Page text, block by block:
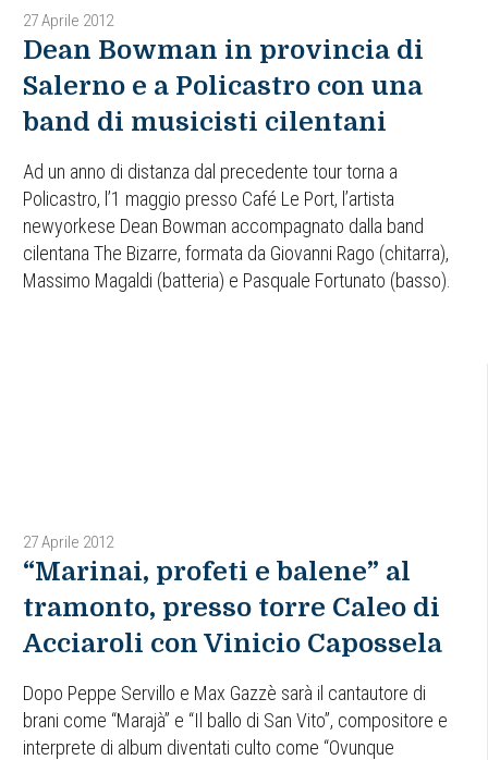
27 Aprile 2012
Dean Bowman in provincia di
Salerno e a Policastro con una
band di musicisti cilentani
Ad un anno di distanza dal precedente tour torna a
Policastro, l’1 maggio presso Café Le Port, l’artista
newyorkese Dean Bowman accompagnato dalla band
cilentana The Bizarre, formata da Giovanni Rago (chitarra),
Massimo Magaldi (batteria) e Pasquale Fortunato (basso).
27 Aprile 2012
“Marinai, profeti e balene” al
tramonto, presso torre Caleo di
Acciaroli con Vinicio Capossela
Dopo Peppe Servillo e Max Gazzè sarà il cantautore di
brani come “Marajà” e “Il ballo di San Vito”, compositore e
interprete di album diventati culto come “Ovunque